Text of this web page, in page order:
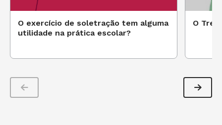
O exercício de soletração tem alguma
utilidade na prática escolar?
O